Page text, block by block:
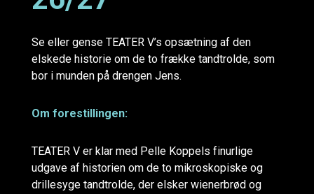
Se eller gense TEATER V’s opsætning af den
elskede historie om de to frække tandtrolde, som
bor i munden på drengen Jens.
Om forestillingen:
TEATER V er klar med Pelle Koppels finurlige
udgave af historien om de to mikroskopiske og
drillesyge tandtrolde, der elsker wienerbrød og